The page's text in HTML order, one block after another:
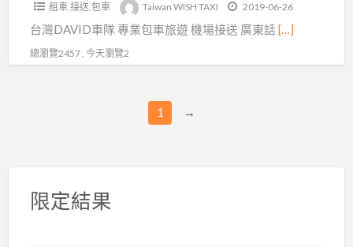
租車,接送,包車 Taiwan WISH TAXI 2019-06-26
台灣DAVID車隊 專業包車旅遊 機場接送 廣東話[…]
總瀏覽2457 , 今天瀏覽2
1 →
限定結果